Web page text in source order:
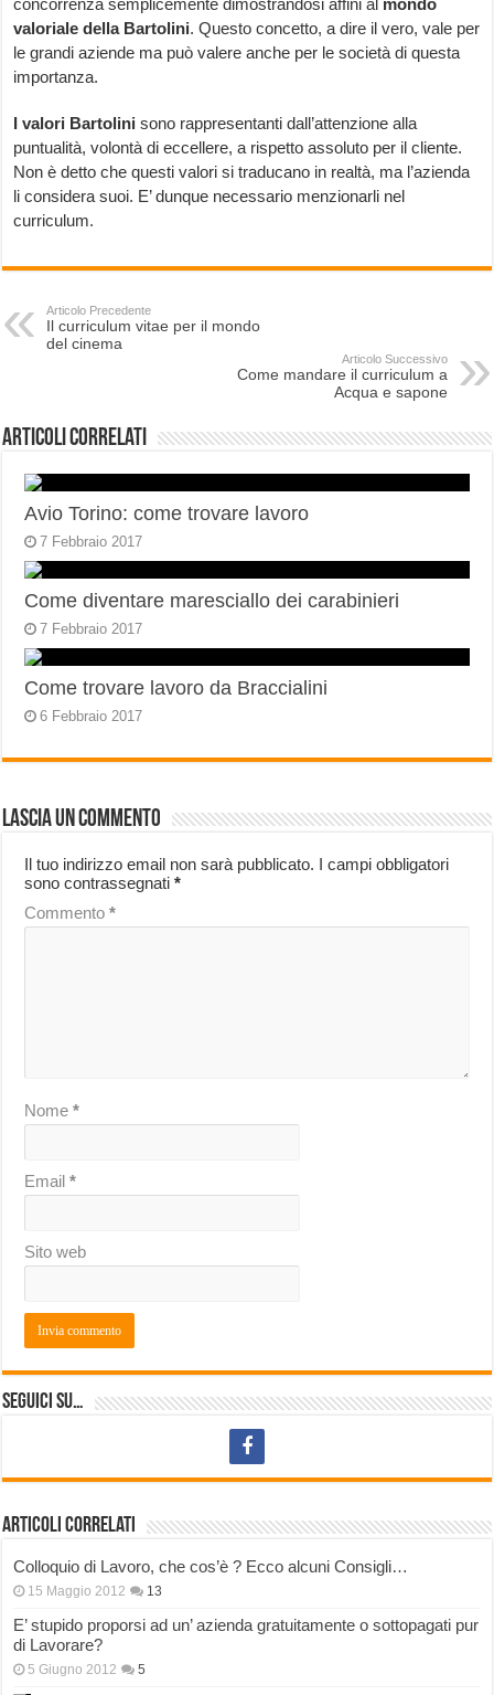
concorrenza semplicemente dimostrandosi affini al mondo
valoriale della Bartolini. Questo concetto, a dire il vero, vale per
le grandi aziende ma può valere anche per le società di questa
importanza.
I valori Bartolini sono rappresentanti dall’attenzione alla
puntualità, volontà di eccellere, a rispetto assoluto per il cliente.
Non è detto che questi valori si traducano in realtà, ma l’azienda
li considera suoi. E’ dunque necessario menzionarli nel
curriculum.
Articolo Precedente
Il curriculum vitae per il mondo
del cinema
Articolo Successivo
Come mandare il curriculum a
Acqua e sapone
Articoli correlati
Avio Torino: come trovare lavoro
7 Febbraio 2017
Come diventare maresciallo dei carabinieri
7 Febbraio 2017
Come trovare lavoro da Braccialini
6 Febbraio 2017
Lascia un commento
Il tuo indirizzo email non sarà pubblicato. I campi obbligatori
sono contrassegnati*
Commento*
Nome*
Email*
Sito web
Seguici su…
Articoli correlati
Colloquio di Lavoro, che cos’è ? Ecco alcuni Consigli…
15 Maggio 2012 13
E’ stupido proporsi ad un’ azienda gratuitamente o sottopagati pur
di Lavorare?
5 Giugno 2012 5